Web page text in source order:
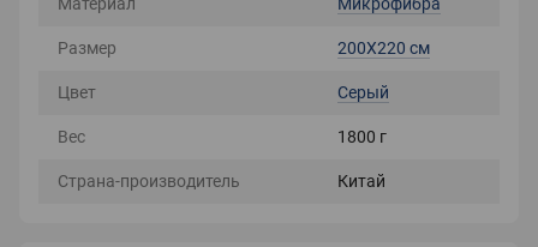
Размер 200X220 см
Цвет Серый
Вес 1800 г
Страна-производитель Китай